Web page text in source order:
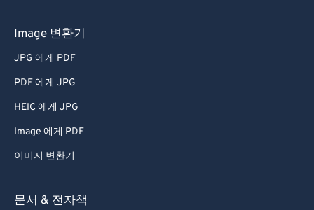
Image 변환기
JPG 에게 PDF
PDF 에게 JPG
HEIC 에게 JPG
Image 에게 PDF
이미지 변환기
문서 & 전자책